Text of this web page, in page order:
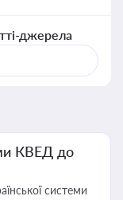
джерела
КВЕД до
системи